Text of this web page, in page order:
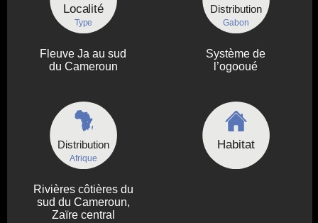
Localité
Type
Fleuve Ja au sud
du Cameroun
Distribution
Gabon
Système de
l’ogooué
Distribution
Afrique
Rivières côtières du
sud du Cameroun,
Zaïre central
Habitat